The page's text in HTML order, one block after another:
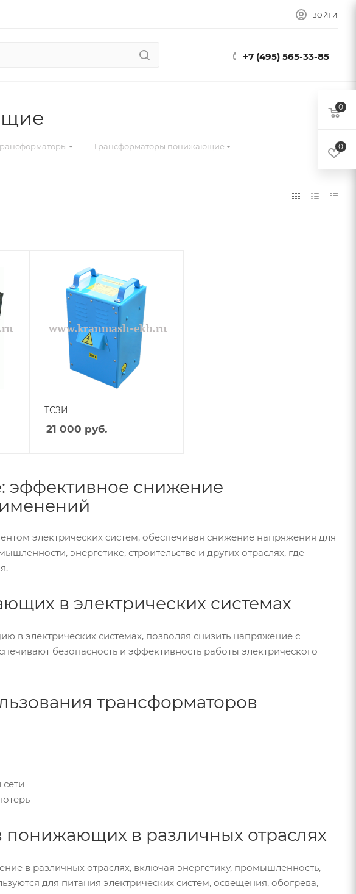
ВОЙТИ
+7 (495) 565-33-85
— Трансформаторы понижающие
ТСЗИ
21 000 руб.
снижение
электрических систем, обеспечивая снижение напряжения для
энергетике, строительстве и других отраслях, где
в электрических системах
электрических системах, позволяя снизить напряжение с
безопасность и эффективность работы электрического
трансформаторов
в различных отраслях
в различных отраслях, включая энергетику, промышленность,
для питания электрических систем, освещения, обогрева,
0
0